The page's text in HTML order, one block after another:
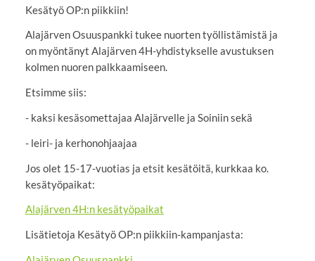
Kesätyö OP:n piikkiin!
Alajärven Osuuspankki tukee nuorten työllistämistä ja
on myöntänyt Alajärven 4H-yhdistykselle avustuksen
kolmen nuoren palkkaamiseen.
Etsimme siis:
- kaksi kesäsomettajaa Alajärvelle ja Soiniin sekä
- leiri- ja kerhonohjaajaa
Jos olet 15-17-vuotias ja etsit kesätöitä, kurkkaa ko.
kesätyöpaikat:
Alajärven 4H:n kesätyöpaikat
Lisätietoja Kesätyö OP:n piikkiin-kampanjasta: